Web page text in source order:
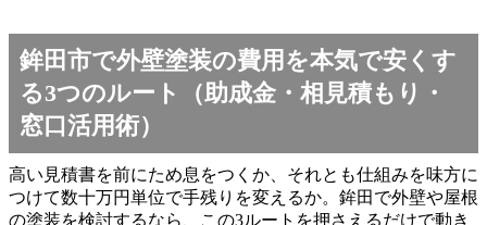
鉾田市で外壁塗装の費用を本気で安くす
る3つのルート（助成金・相見積もり・
窓口活用術）
高い見積書を前にため息をつくか、それとも仕組みを味方に
つけて数十万円単位で手残りを変えるか。鉾田で外壁や屋根
の塗装を検討するなら、この3ルートを押さえるだけで動き